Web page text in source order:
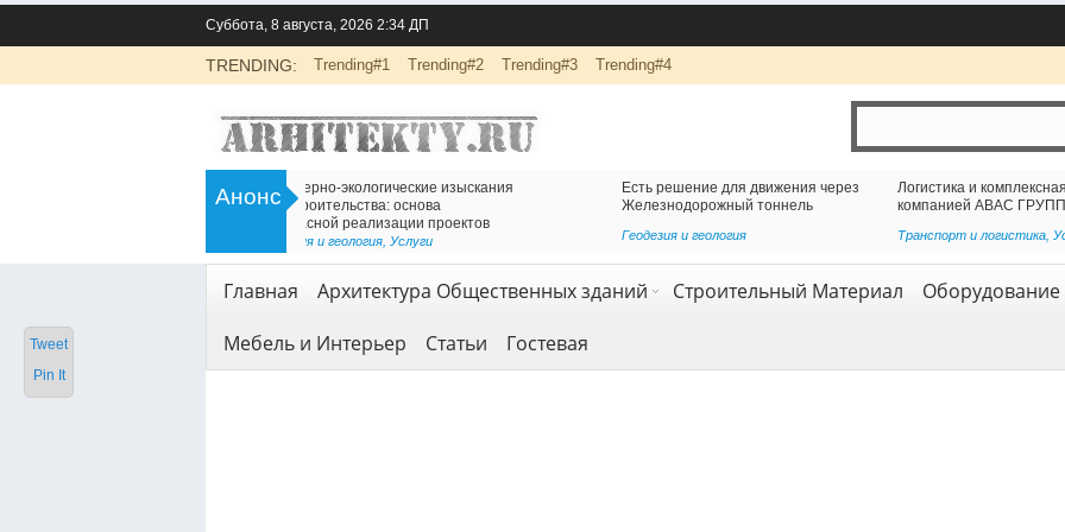
Суббота, 8 августа, 2026 2:34 ДП
TRENDING: Trending#1 Trending#2 Trending#3 Trending#4
Анонс
Инженерно-экологические изыскания
Есть решение для движения через
Железнодорожный тоннель
Геодезия и геология
Логистика и комплексная перевозка грузов с
компанией АВАС ГРУПП
Транспорт и логистика
Главная Архитектура Общественных зданий Строительный Материал
Оборудование
Мебель и Интерьер
Статьи Гостевая
Tweet
Pin It